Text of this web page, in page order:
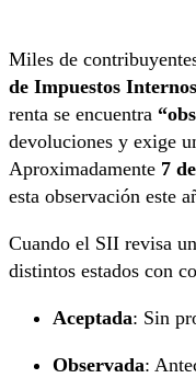
Miles de
de Impuestos
renta se encuentra
devoluciones y exige
Aproximadamente 7
esta observación este
Cuando el SII revisa
distintos estados con
Aceptada: Sin
Observada: